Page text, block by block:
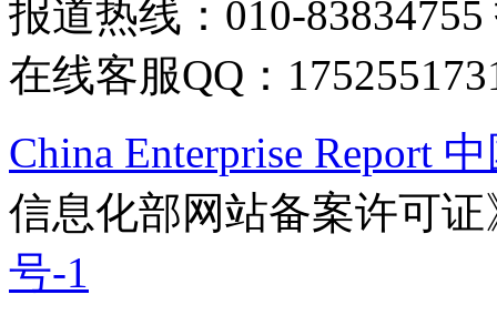
报道热线：010-83834755
在线客服QQ：
China Enterprise Report
信息化部网站备案许可
号-1